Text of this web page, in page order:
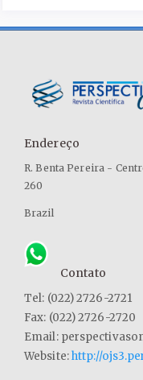
Endereço
R. Benta Pereira -
260
Brazil
Contato
Tel: (022) 2726-2721
Fax: (022) 2726-2720
Email:
Website:http://